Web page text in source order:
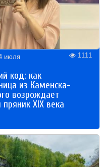
июля 1111
код: как
из Каменска-
возрождает
XIX века